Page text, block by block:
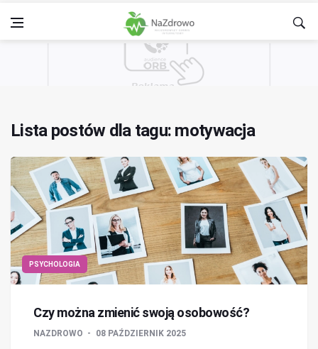
Lista postów dla tagu: motywacja
PSYCHOLOGIA
Czy można zmienić swoją osobowość?
NAZDROWO 08 PAŹDZIERNIK 2025